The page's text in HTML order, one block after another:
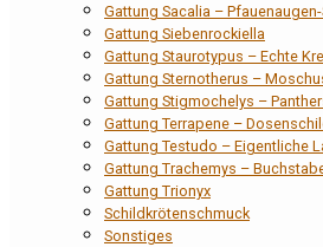
Gattung Sacalia –
Gattung Siebenrockiella
Gattung Staurotypus – Echte
Gattung Sternotherus –
Gattung Stigmochelys –
Gattung Terrapene –
Gattung Testudo – Eigentliche
Gattung Trachemys –
Gattung Trionyx
Schildkrötenschmuck
Sonstiges